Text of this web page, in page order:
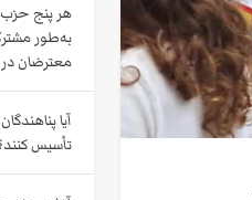
هر پنج
به‌طور
معترضان در
آیا
تأسیس